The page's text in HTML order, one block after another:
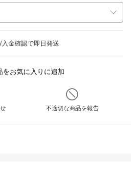
金確認で即日発送
をお気に入りに追加
不適切な商品を報告